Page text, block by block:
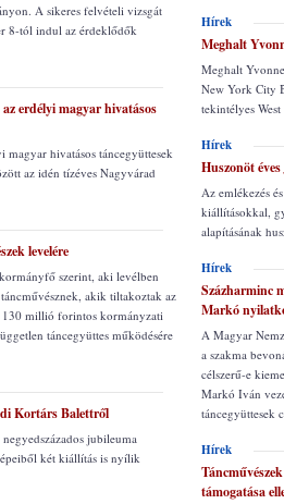
A sikeres felvételi vizsgát
8-tól indul az érdeklődők
erdélyi magyar hivatásos
hivatásos táncegyüttesek
az idén tízéves Nagyvárad
levelére
szerint, aki levélben
akik tiltakoztak az
130 millió forintos kormányzati
táncegyüttes működésére
Kortárs Balettről
jubileuma
két kiállítás is nyílik
Hírek
Meghalt
Meghalt
New York City
tekintélyes
Hírek
Huszonöt
Az emlékezés
kiállításokkal,
alapításának
Hírek
Százharminc
Markó
A Magyar
a szakma
célszerű-e
Markó Iván
táncegyüttesek
Hírek
támogatása